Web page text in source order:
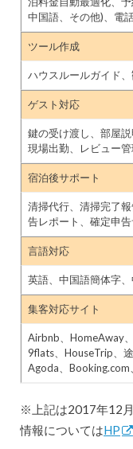
中国語、その他)、電
ツール作成
ハウスルールガイド
ゲスト対応
鍵の受け渡し、部屋
現場出勤、レビュー管
宿泊後サポート
清掃代行、清掃完了
告レポート、確定申告
言語対応
英語、中国語簡体字
集客対応サイト
Airbnb、HomeAway
9flats、HouseTrip、
Agoda、
※上記は2017年12
情報についてはHP